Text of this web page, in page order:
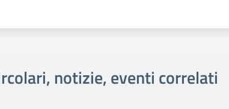
notizie, eventi correlati